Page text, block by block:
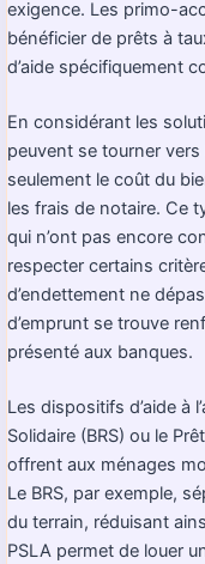
exigence. Les primo-
bénéficier de prêts à
d’aide spécifiquement
En considérant les
peuvent se tourner
seulement le coût du
les frais de notaire. Ce
qui n’ont pas encore
respecter certains
d’endettement ne
d’emprunt se trouve
présenté aux banques.
Les dispositifs d’aide à
Solidaire (BRS) ou le
offrent aux ménages
Le BRS, par exemple,
du terrain, réduisant
PSLA permet de louer